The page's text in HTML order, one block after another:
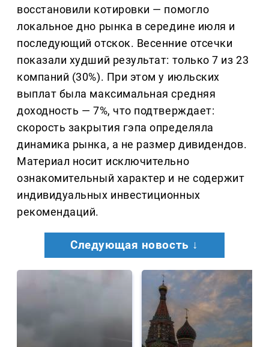
восстановили котировки — помогло
локальное дно рынка в середине июля и
последующий отскок. Весенние отсечки
показали худший результат: только 7 из 23
компаний (30%). При этом у июльских
выплат была максимальная средняя
доходность — 7%, что подтверждает:
скорость закрытия гэпа определяла
динамика рынка, а не размер дивидендов.
Материал носит исключительно
ознакомительный характер и не содержит
индивидуальных инвестиционных
рекомендаций.
Следующая новость ↓